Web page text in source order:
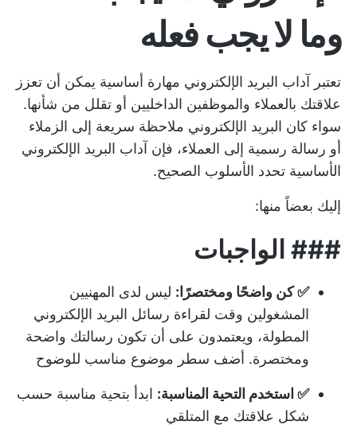
وما لا يجب فعله
تعتبر آداب البريد الإلكتروني مهارة أساسية يمكن أن تعزز
علاقتك بالعملاء والموظفين الداخليين أو تقلل من شأنها.
سواء كان البريد الإلكتروني ملاحظة سريعة إلى الزملاء
أو رسالة رسمية إلى العملاء، فإن آداب البريد الإلكتروني
الأساسية تحدد الأسلوب الصحيح.
إليك بعضاً منها:
### الواجبات
✅ كن واضحًا ومختصرًا: ليس لدى المهنيين
المشغولين وقت لقراءة رسائل البريد الإلكتروني
المطولة، ويعتمدون على أن تكون رسالتك واضحة
ومختصرة. أضف سطر موضوع مناسب للوضوح
✅ استخدم التحية المناسبة: ابدأ بتحية مناسبة حسب
شكل علاقتك مع المتلقي